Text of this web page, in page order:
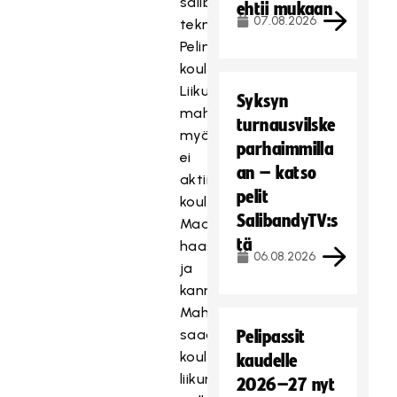
tekniikkataitoja
Pelinohjaajakoulutuksia
koululaisille
Liikunnallisia
mahdollisuuksia
myös
ei
aktiivisille
koululaisille
Maajoukkuepelaajien
haasteita
ja
kannustusmateriaalia
Mahdollisuus
saada
koululle
liikunnallisia
ehtii mukaan
07.08.2026
Syksyn
turnausvilske
parhaimmilla
an – katso
pelit
SalibandyTV:s
tä
06.08.2026
Pelipassit
kaudelle
2026–27 nyt